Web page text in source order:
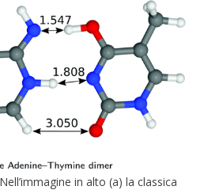
in alto (a) la classica